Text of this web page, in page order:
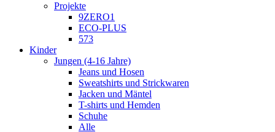
Projekte
9ZERO1
ECO-PLUS
573
Kinder
Jungen (4-16 Jahre)
Jeans und Hosen
Sweatshirts und Strickwaren
Jacken und Mäntel
T-shirts und Hemden
Schuhe
Alle